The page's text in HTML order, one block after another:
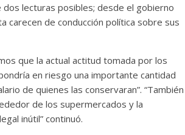
dos lecturas posibles; desde el gobierno
carecen de conducción política sobre sus
que la actual actitud tomada por los
en riesgo una importante cantidad
de quienes las conservaran”. “También
de los supermercados y la
inútil” continuó.